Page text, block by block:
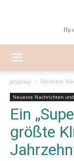
додому Neueste
Neueste Nachrichten
Ein
größte